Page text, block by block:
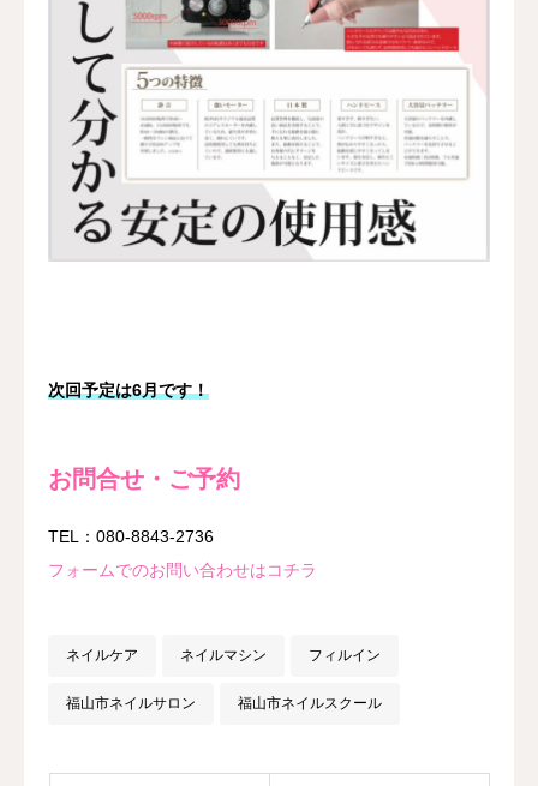
次回予定は6月です！
お問合せ・ご予約
TEL：080-8843-2736
フォームでのお問い合わせはコチラ
ネイルケア ネイルマシン フィルイン
福山市ネイルサロン 福山市ネイルスクール